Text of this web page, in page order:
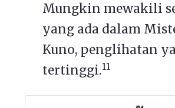
Mungkin mewakili
yang ada dalam
Kuno, penglihatan
tertinggi.11